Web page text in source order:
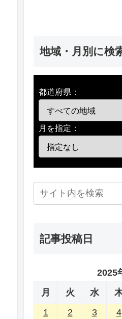
地域・月別に検
都道府県：
月を指定：
記事投稿日
2025
月
火 水
1
2 3 4